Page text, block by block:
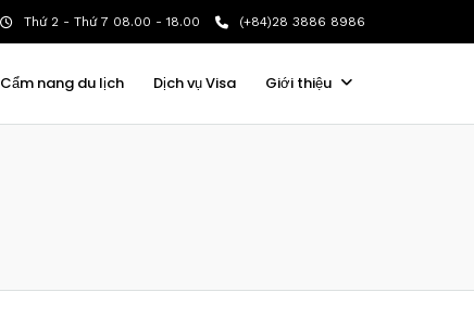
Thứ 2 - Thứ 7 08.00 - 18.00 (+84)28 3886 8986
Cẩm nang du lịch Dịch vụ Visa Giới thiệu